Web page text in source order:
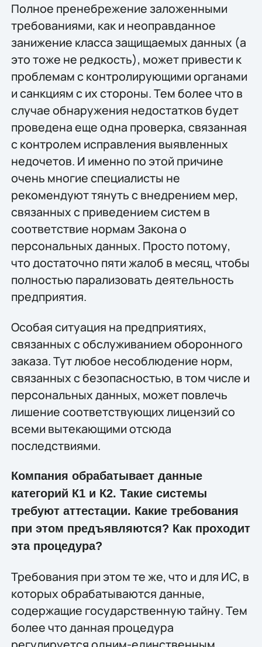
Полное пренебрежение заложенными
требованиями, как и неоправданное
занижение класса защищаемых данных (а
это тоже не редкость), может привести к
проблемам с контролирующими органами
и санкциям с их стороны. Тем более что в
случае обнаружения недостатков будет
проведена еще одна проверка, связанная
с контролем исправления выявленных
недочетов. И именно по этой причине
очень многие специалисты не
рекомендуют тянуть с внедрением мер,
связанных с приведением систем в
соответствие нормам Закона о
персональных данных. Просто потому,
что достаточно пяти жалоб в месяц, чтобы
полностью парализовать деятельность
предприятия.
Особая ситуация на предприятиях,
связанных с обслуживанием оборонного
заказа. Тут любое несоблюдение норм,
связанных с безопасностью, в том числе и
персональных данных, может повлечь
лишение соответствующих лицензий со
всеми вытекающими отсюда
последствиями.
Компания обрабатывает данные
категорий К1 и К2. Такие системы
требуют аттестации. Какие требования
при этом предъявляются? Как проходит
эта процедура?
Требования при этом те же, что и для ИС, в
которых обрабатываются данные,
содержащие государственную тайну. Тем
более что данная процедура